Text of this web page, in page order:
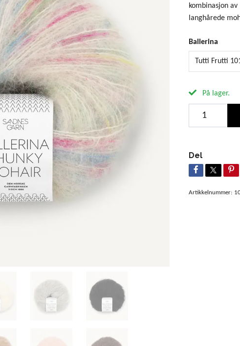
kombinasjon
langhårede
Ballerina
Tutti Frutti
På lager.
Del
Artikkelnummer: